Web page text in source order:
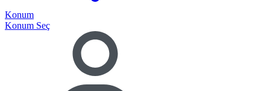
Konum
Konum Seç